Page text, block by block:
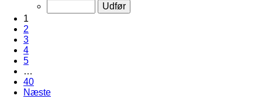
1
2
3
4
5
…
40
Næste